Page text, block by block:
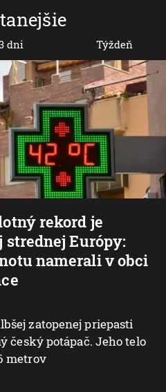
rekord je
strednej Európy:
namerali v obci
zatopenej priepasti
český potápač. Jeho telo
metrov
dni Týždeň